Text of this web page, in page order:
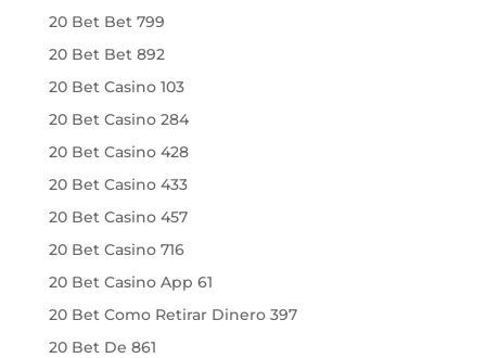
20 Bet Bet 799
20 Bet Bet 892
20 Bet Casino 103
20 Bet Casino 284
20 Bet Casino 428
20 Bet Casino 433
20 Bet Casino 457
20 Bet Casino 716
20 Bet Casino App 61
20 Bet Como Retirar Dinero 397
20 Bet De 861